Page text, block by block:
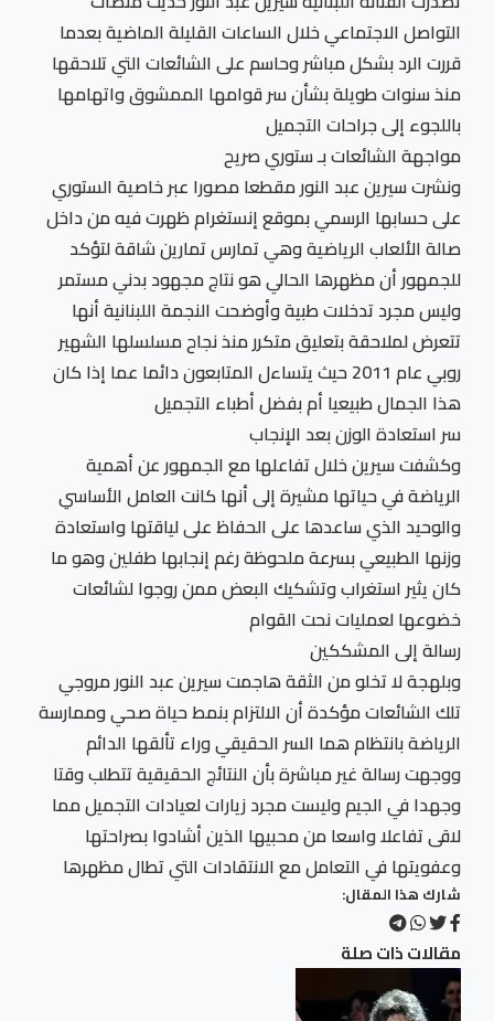
التواصل الاجتماعي خلال الساعات القليلة الماضية بعدما
قررت الرد بشكل مباشر وحاسم على الشائعات التي تلاحقها
منذ سنوات طويلة بشأن سر قوامها الممشوق واتهامها
باللجوء إلى جراحات التجميل
مواجهة الشائعات بـ ستوري صريح
ونشرت سيرين عبد النور مقطعا مصورا عبر خاصية الستوري
على حسابها الرسمي بموقع إنستغرام ظهرت فيه من داخل
صالة الألعاب الرياضية وهي تمارس تمارين شاقة لتؤكد
للجمهور أن مظهرها الحالي هو نتاج مجهود بدني مستمر
وليس مجرد تدخلات طبية وأوضحت النجمة اللبنانية أنها
تتعرض لملاحقة بتعليق متكرر منذ نجاح مسلسلها الشهير
روبي عام 2011 حيث يتساءل المتابعون دائما عما إذا كان
هذا الجمال طبيعيا أم بفضل أطباء التجميل
سر استعادة الوزن بعد الإنجاب
وكشفت سيرين خلال تفاعلها مع الجمهور عن أهمية
الرياضة في حياتها مشيرة إلى أنها كانت العامل الأساسي
والوحيد الذي ساعدها على الحفاظ على لياقتها واستعادة
وزنها الطبيعي بسرعة ملحوظة رغم إنجابها طفلين وهو ما
كان يثير استغراب وتشكيك البعض ممن روجوا لشائعات
خضوعها لعمليات نحت القوام
رسالة إلى المشككين
وبلهجة لا تخلو من الثقة هاجمت سيرين عبد النور مروجي
تلك الشائعات مؤكدة أن الالتزام بنمط حياة صحي وممارسة
الرياضة بانتظام هما السر الحقيقي وراء تألقها الدائم
ووجهت رسالة غير مباشرة بأن النتائج الحقيقية تتطلب وقتا
وجهدا في الجيم وليست مجرد زيارات لعيادات التجميل مما
لاقى تفاعلا واسعا من محبيها الذين أشادوا بصراحتها
وعفويتها في التعامل مع الانتقادات التي تطال مظهرها
شارك هذا المقال:
مقالات ذات صلة